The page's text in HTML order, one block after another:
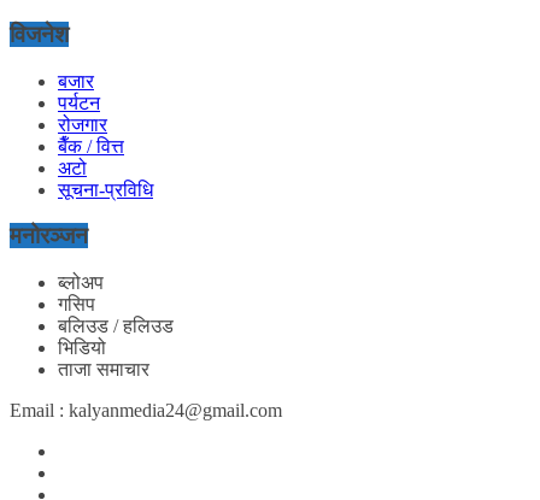
विजनेश
बजार
पर्यटन
रोजगार
बैँक / वित्त
अटो
सूचना-प्रविधि
मनोरञ्जन
ब्लोअप
गसिप
बलिउड / हलिउड
भिडियो
ताजा समाचार
Email : kalyanmedia24@gmail.com